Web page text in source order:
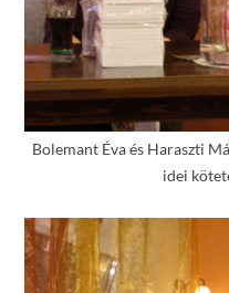
Bolemant Éva és Haraszti
idei